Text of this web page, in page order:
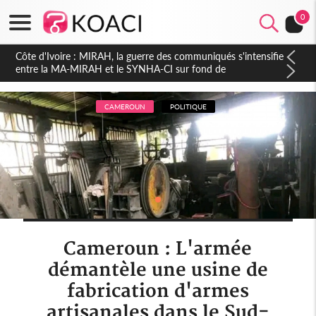
0
Côte d'Ivoire : Indépendance 2026, Thiam plaide pour un
environnement démocratique plus apaisé
CAMEROUN POLITIQUE
Cameroun : L'armée
démantèle une usine de
fabrication d'armes